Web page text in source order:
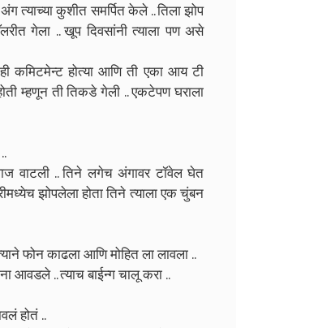
त्याच्या कुशीत समर्पित केले .. तिला झोप
गेला .. खूप दिवसांनी त्याला पण असे
कमिटमेन्ट होत्या आणि ती एका आय टी
म्हणून ती तिकडे गेली .. एकटेपण घराला
वाटली .. तिने लगेच अंगावर टॉवेल घेत
झोपलेला होता तिने त्याला एक चुंबन
फोन काढला आणि मोहित ला लावला ..
आवडले .. त्याच बाईन्ग चालू करा ..
होतं ..